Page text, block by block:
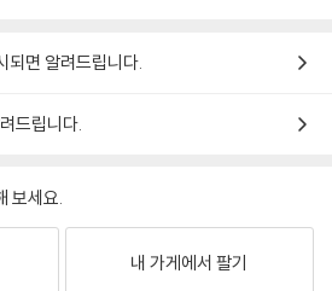
되면 알려드립니다.
드립니다.
보세요.
내 가게에서 팔기